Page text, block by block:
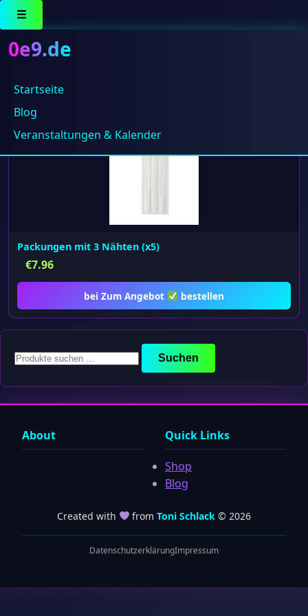
☰
0e9.de
Startseite
Blog
Veranstaltungen & Kalender
Packungen mit 3 Nähten (x5)
€7.96
bei Zum Angebot bestellen
Suchen
nach:
Suchen
About Quick Links
Shop
Blog
Created with fromToni Schlack © 2026
DatenschutzerklärungImpressum